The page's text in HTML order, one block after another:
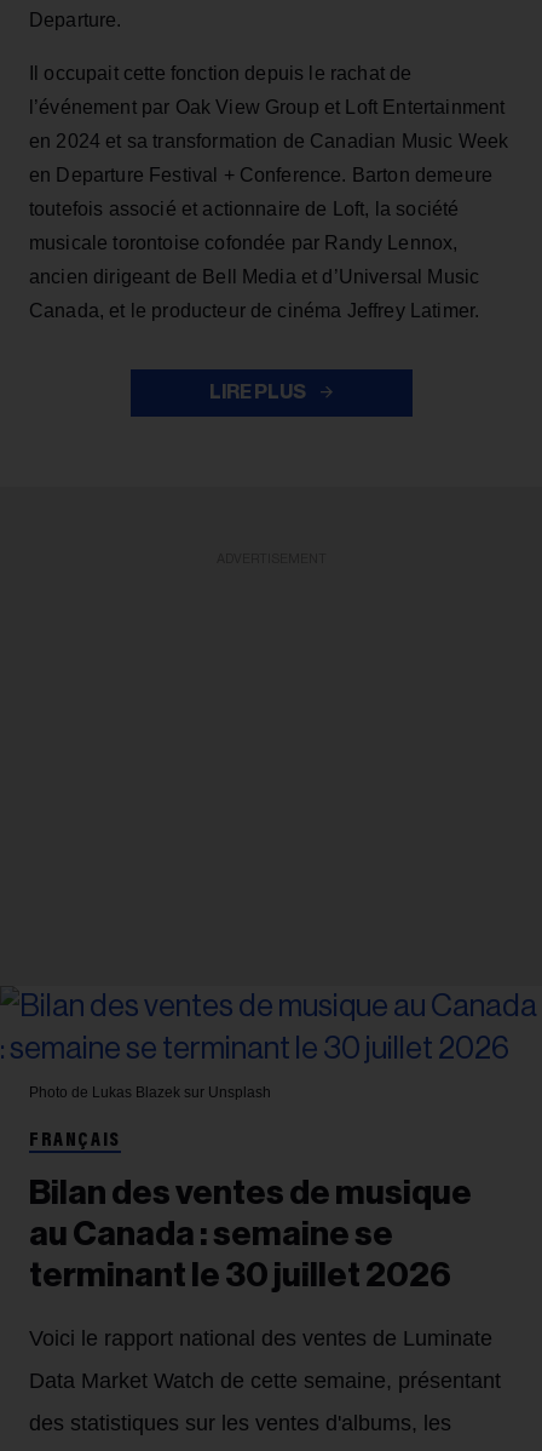
Departure.
Il occupait cette fonction depuis le rachat de
l’événement par Oak View Group et Loft Entertainment
en 2024 et sa transformation de Canadian Music Week
en Departure Festival + Conference. Barton demeure
toutefois associé et actionnaire de Loft, la société
musicale torontoise cofondée par Randy Lennox,
ancien dirigeant de Bell Media et d’Universal Music
Canada, et le producteur de cinéma Jeffrey Latimer.
LIRE PLUS
Photo de Lukas Blazek sur Unsplash
FRANÇAIS
Bilan des ventes de musique
au Canada : semaine se
terminant le 30 juillet 2026
Voici le rapport national des ventes de Luminate
Data Market Watch de cette semaine, présentant
des statistiques sur les ventes d'albums, les